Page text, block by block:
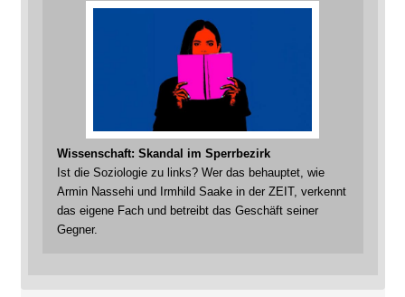
Wissenschaft: Skandal im Sperrbezirk
Ist die Soziologie zu links? Wer das behauptet, wie
Armin Nassehi und Irmhild Saake in der ZEIT, verkennt
das eigene Fach und betreibt das Geschäft seiner
Gegner.